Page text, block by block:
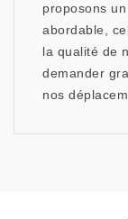
proposons
abordable,
la qualité de
demander
nos